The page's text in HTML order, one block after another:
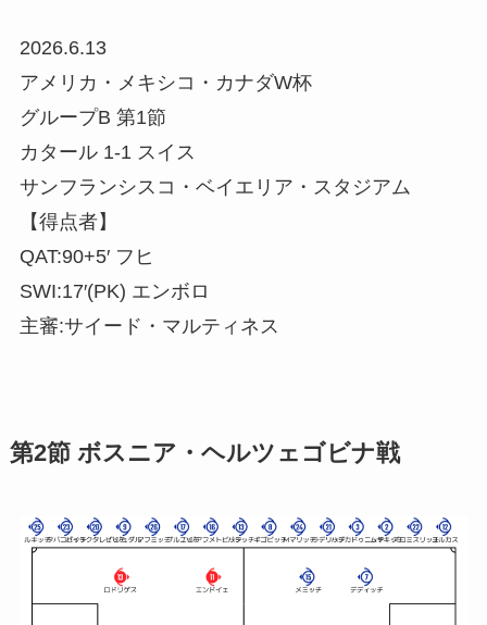
2026.6.13
アメリカ・メキシコ・カナダW杯
グループB 第1節
カタール 1-1 スイス
サンフランシスコ・ベイエリア・スタジアム
【得点者】
QAT:90+5′ フヒ
SWI:17′(PK) エンボロ
主審:サイード・マルティネス
第2節 ボスニア・ヘルツェゴビナ戦